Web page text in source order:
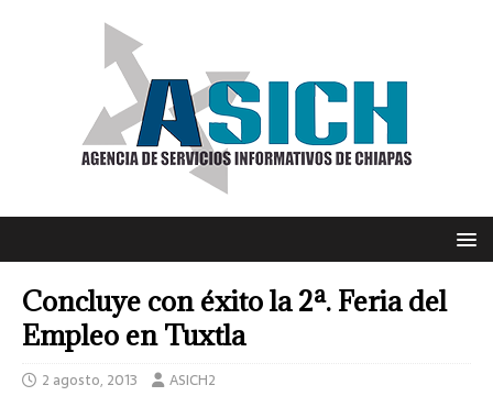
Concluye con éxito la 2ª. Feria del
Empleo en Tuxtla
2 agosto, 2013 ASICH2